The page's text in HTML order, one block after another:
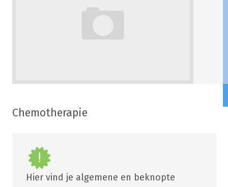
Chemotherapie
Hier vind je algemene en beknopte